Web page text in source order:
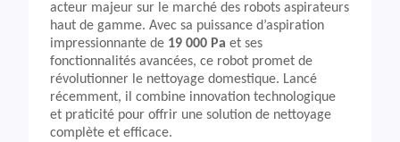
acteur majeur sur le marché des robots aspirateurs
haut de gamme. Avec sa puissance d’aspiration
impressionnante de 19 000 Pa et ses
fonctionnalités avancées, ce robot promet de
révolutionner le nettoyage domestique. Lancé
récemment, il combine innovation technologique
et praticité pour offrir une solution de nettoyage
complète et efficace.